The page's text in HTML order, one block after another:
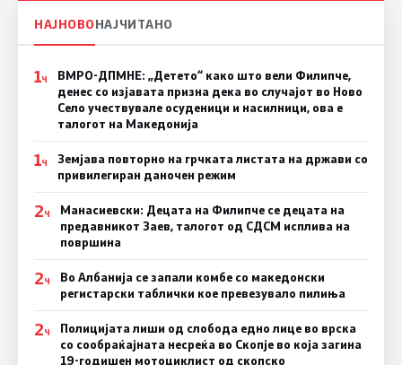
НАЈНОВОНАЈЧИТАНО
1Ч
ВМРО-ДПМНЕ: „Детето“ како што вели Филипче,
денес со изјавата призна дека во случајот во Ново
Село учествувале осуденици и насилници, ова е
талогот на Македонија
1Ч
Земјава повторно на грчката листата на држави со
привилегиран даночен режим
2Ч
Манасиевски: Децата на Филипче се децата на
предавникот Заев, талогот од СДСМ исплива на
површина
2Ч
Во Албанија се запали комбе со македонски
регистарски таблички кое превезувало пилиња
2Ч
Полицијата лиши од слобода едно лице во врска
со сообраќајната несреќа во Скопје во која загина
19-годишен мотоциклист од скопско